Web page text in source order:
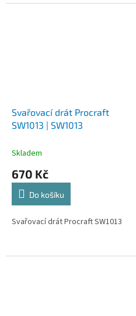
Svařovací drát Procraft
SW1013 | SW1013
Skladem
670 Kč
Do košíku
Svařovací drát Procraft SW1013